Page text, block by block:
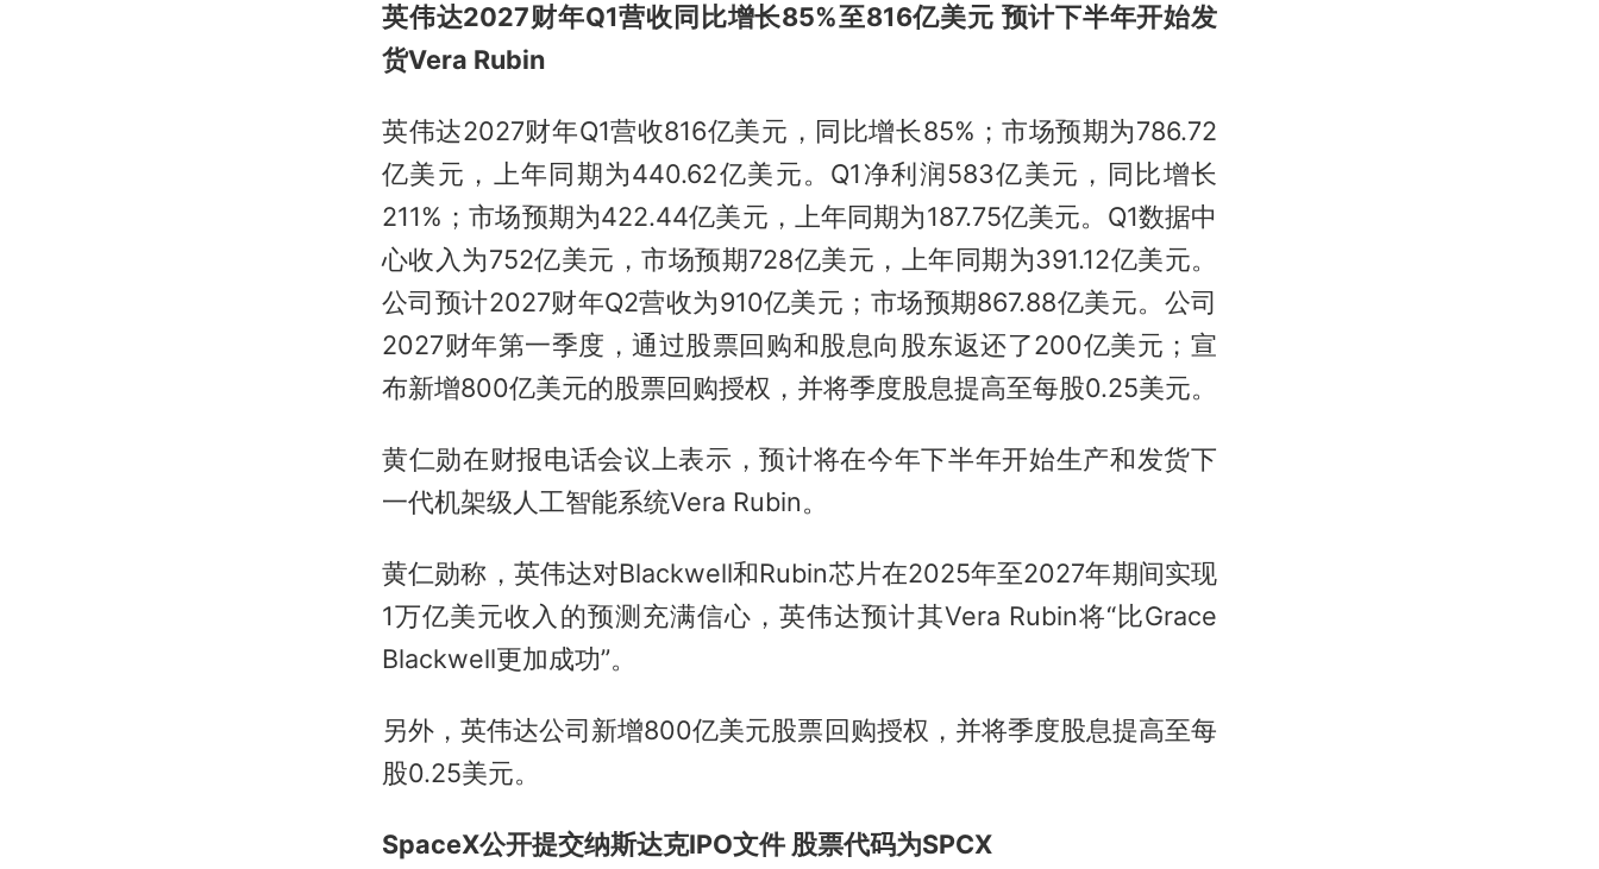
英伟达2027财年Q1营收同比增长85%至816亿美元 预计下半年开始发
货Vera Rubin
英伟达2027财年Q1营收816亿美元，同比增长85%；市场预期为786.72
亿美元，上年同期为440.62亿美元。Q1净利润583亿美元，同比增长
211%；市场预期为422.44亿美元，上年同期为187.75亿美元。Q1数据中
心收入为752亿美元，市场预期728亿美元，上年同期为391.12亿美元。
公司预计2027财年Q2营收为910亿美元；市场预期867.88亿美元。公司
2027财年第一季度，通过股票回购和股息向股东返还了200亿美元；宣
布新增800亿美元的股票回购授权，并将季度股息提高至每股0.25美元。
黄仁勋在财报电话会议上表示，预计将在今年下半年开始生产和发货下
一代机架级人工智能系统Vera Rubin。
黄仁勋称，英伟达对Blackwell和Rubin芯片在2025年至2027年期间实现
1万亿美元收入的预测充满信心，英伟达预计其Vera Rubin将“比Grace
Blackwell更加成功”。
另外，英伟达公司新增800亿美元股票回购授权，并将季度股息提高至每
股0.25美元。
SpaceX公开提交纳斯达克IPO文件 股票代码为SPCX